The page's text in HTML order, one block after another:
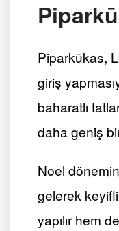
Piparkūkas,
giriş
baharatlı
daha geniş
Noel
gelerek
yapılır hem